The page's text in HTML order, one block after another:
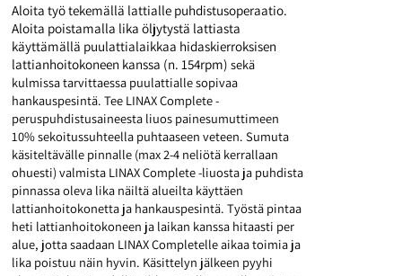
Aloita työ tekemällä lattialle puhdistusoperaatio.
Aloita poistamalla lika öljytystä lattiasta
käyttämällä puulattialaikkaa hidaskierroksisen
lattianhoitokoneen kanssa (n. 154rpm) sekä
kulmissa tarvittaessa puulattialle sopivaa
hankauspesintä. Tee LINAX Complete -
peruspuhdistusaineesta liuos painesumuttimeen
10% sekoitussuhteella puhtaaseen veteen. Sumuta
käsiteltävälle pinnalle (max 2-4 neliötä kerrallaan
ohuesti) valmista LINAX Complete -liuosta ja puhdista
pinnassa oleva lika näiltä alueilta käyttäen
lattianhoitokonetta ja hankauspesintä. Työstä pintaa
heti lattianhoitokoneen ja laikan kanssa hitaasti per
alue, jotta saadaan LINAX Completelle aikaa toimia ja
lika poistuu näin hyvin. Käsittelyn jälkeen pyyhi